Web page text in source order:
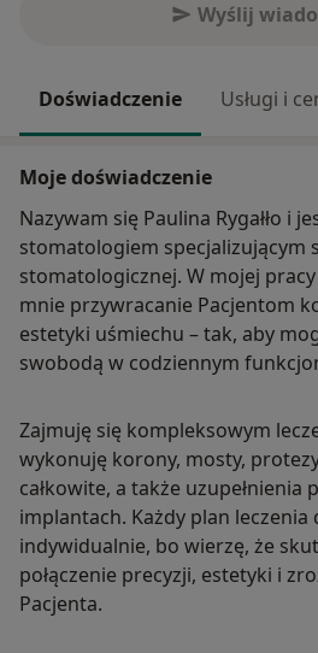
Wyślij
Doświadczenie Usługi i
Moje doświadczenie
Nazywam się Paulina Rygałło i
stomatologiem specjalizującym
stomatologicznej. W mojej
mnie przywracanie Pacjentom
estetyki uśmiechu – tak, aby
swobodą w codziennym
Zajmuję się kompleksowym
wykonuję korony, mosty,
całkowite, a także uzupełnienia
implantach. Każdy plan
indywidualnie, bo wierzę, że
połączenie precyzji, estetyki i
Pacjenta.